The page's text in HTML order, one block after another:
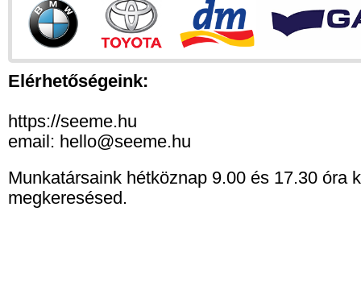
Elérhetőségeink:
https://seeme.hu
email: hello@seeme.hu
Munkatársaink hétköznap 9.00 és 17.30 óra
megkeresésed.